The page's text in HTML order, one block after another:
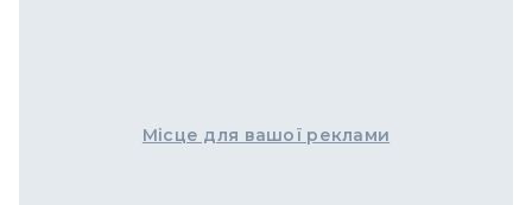
Місце для вашої реклами